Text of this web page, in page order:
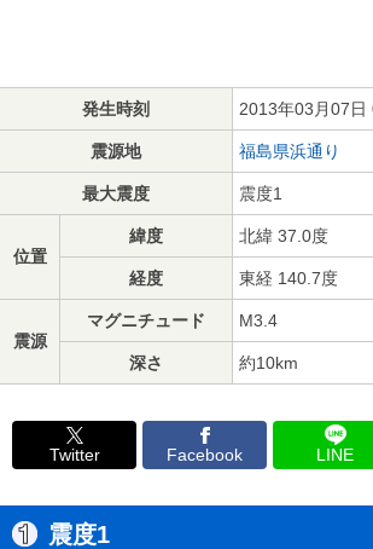
発生時刻 2013年03月07日
震源地 福島県浜通り
最大震度 震度1
位置
緯度 北緯 37.0度
経度 東経 140.7度
震源
マグニチュード M3.4
深さ 約10km
Twitter Facebook LINE
震度1